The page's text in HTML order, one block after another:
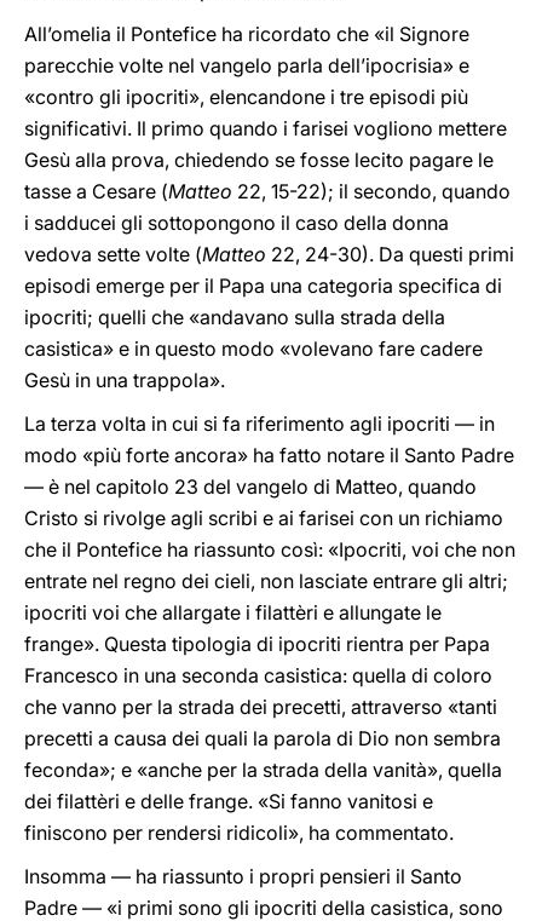
All’omelia il Pontefice ha ricordato che «il Signore
parecchie volte nel vangelo parla dell’ipocrisia» e
«contro gli ipocriti», elencandone i tre episodi più
significativi. Il primo quando i farisei vogliono mettere
Gesù alla prova, chiedendo se fosse lecito pagare le
tasse a Cesare (Matteo 22, 15-22); il secondo, quando
i sadducei gli sottopongono il caso della donna
vedova sette volte (Matteo 22, 24-30). Da questi primi
episodi emerge per il Papa una categoria specifica di
ipocriti; quelli che «andavano sulla strada della
casistica» e in questo modo «volevano fare cadere
Gesù in una trappola».
La terza volta in cui si fa riferimento agli ipocriti — in
modo «più forte ancora» ha fatto notare il Santo Padre
— è nel capitolo 23 del vangelo di Matteo, quando
Cristo si rivolge agli scribi e ai farisei con un richiamo
che il Pontefice ha riassunto così: «Ipocriti, voi che non
entrate nel regno dei cieli, non lasciate entrare gli altri;
ipocriti voi che allargate i filattèri e allungate le
frange». Questa tipologia di ipocriti rientra per Papa
Francesco in una seconda casistica: quella di coloro
che vanno per la strada dei precetti, attraverso «tanti
precetti a causa dei quali la parola di Dio non sembra
feconda»; e «anche per la strada della vanità», quella
dei filattèri e delle frange. «Si fanno vanitosi e
finiscono per rendersi ridicoli», ha commentato.
Insomma — ha riassunto i propri pensieri il Santo
Padre — «i primi sono gli ipocriti della casistica, sono